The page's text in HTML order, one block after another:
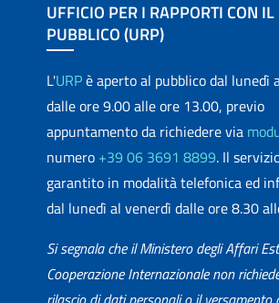
UFFICIO PER I RAPPORTI CON IL
PUBBLICO (URP)
L'URPè aperto al pubblico dal lunedì
dalle ore 9.00 alle ore 13.00, previo
appuntamento da richiedere via
numero +39 06 3691 8899. Il
garantito in modalità telefonica ed
dal lunedì al venerdì dalle ore 8.30
Si segnala che il Ministero degli Affari
Cooperazione Internazionale non